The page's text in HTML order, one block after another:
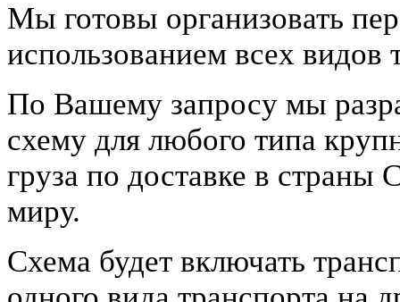
Мы готовы организовать
использованием всех видов
По Вашему запросу мы
схему для любого типа
груза по доставке в
миру.
Схема будет включать